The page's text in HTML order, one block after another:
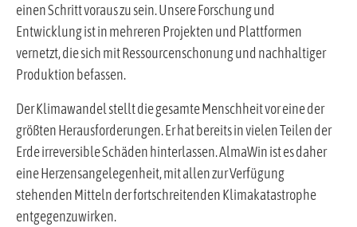
einen Schritt voraus zu sein. Unsere Forschung und
Entwicklung ist in mehreren Projekten und Plattformen
vernetzt, die sich mit Ressourcenschonung und nachhaltiger
Produktion befassen.
Der Klimawandel stellt die gesamte Menschheit vor eine der
größten Herausforderungen. Er hat bereits in vielen Teilen der
Erde irreversible Schäden hinterlassen. AlmaWin ist es daher
eine Herzensangelegenheit, mit allen zur Verfügung
stehenden Mitteln der fortschreitenden Klimakatastrophe
entgegenzuwirken.